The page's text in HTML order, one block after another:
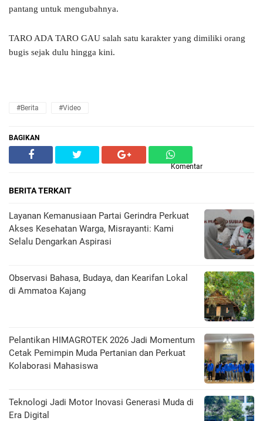
pantang untuk mengubahnya.
TARO ADA TARO GAU salah satu karakter yang dimiliki orang
bugis sejak dulu hingga kini.
#Berita #Video
BAGIKAN
Komentar
BERITA TERKAIT
Layanan Kemanusiaan Partai Gerindra Perkuat
Akses Kesehatan Warga, Misrayanti: Kami
Selalu Dengarkan Aspirasi
Observasi Bahasa, Budaya, dan Kearifan Lokal
di Ammatoa Kajang
Pelantikan HIMAGROTEK 2026 Jadi Momentum
Cetak Pemimpin Muda Pertanian dan Perkuat
Kolaborasi Mahasiswa
Teknologi Jadi Motor Inovasi Generasi Muda di
Era Digital